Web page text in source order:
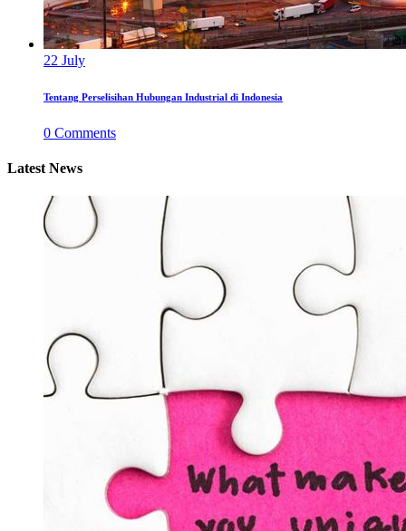
22 July
Tentang Perselisihan Hubungan Industrial di Indonesia
0 Comments
Latest News